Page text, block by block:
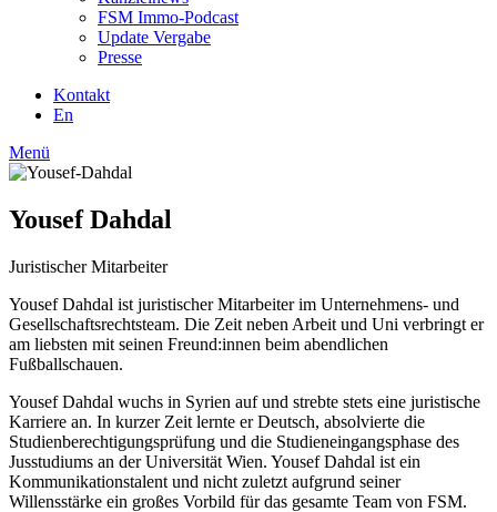
FSM Immo-Podcast
Update Vergabe
Presse
Kontakt
En
Menü
Yousef Dahdal
Juristischer Mitarbeiter
Yousef Dahdal ist juristischer Mitarbeiter im Unternehmens- und
Gesellschaftsrechtsteam. Die Zeit neben Arbeit und Uni verbringt er
am liebsten mit seinen Freund:innen beim abendlichen
Fußballschauen.
Yousef Dahdal wuchs in Syrien auf und strebte stets eine juristische
Karriere an. In kurzer Zeit lernte er Deutsch, absolvierte die
Studienberechtigungsprüfung und die Studieneingangsphase des
Jusstudiums an der Universität Wien. Yousef Dahdal ist ein
Kommunikationstalent und nicht zuletzt aufgrund seiner
Willensstärke ein großes Vorbild für das gesamte Team von FSM.